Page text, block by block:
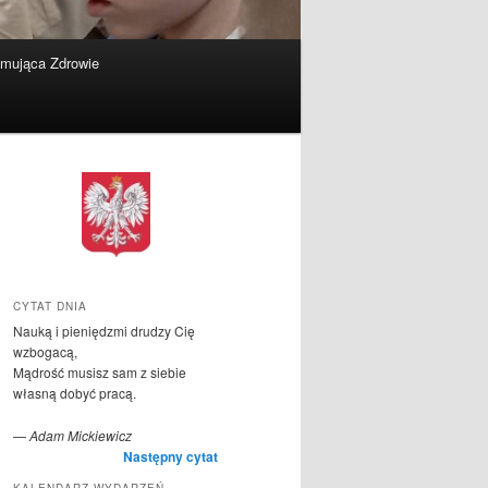
Zdrowie
CYTAT DNIA
Nauką i pieniędzmi drudzy Cię
wzbogacą,
Mądrość musisz sam z siebie
własną dobyć pracą.
—Adam Mickiewicz
Następny cytat